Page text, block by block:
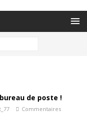
de poste !
Commentaires